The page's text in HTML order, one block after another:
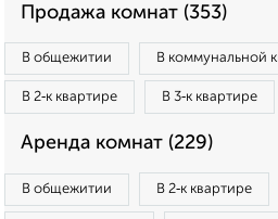
Продажа комнат (353)
В общежитии В коммунальной
В 2‑к квартире В 3‑к квартире
Аренда комнат (229)
В общежитии В 2‑к квартире